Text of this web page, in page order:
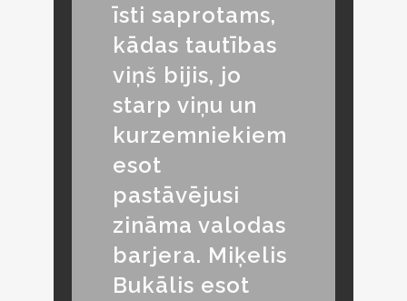
īsti saprotams,
kādas tautības
viņš bijis, jo
starp viņu un
kurzemniekiem
esot
pastāvējusi
zināma valodas
barjera. Miķelis
Bukālis esot